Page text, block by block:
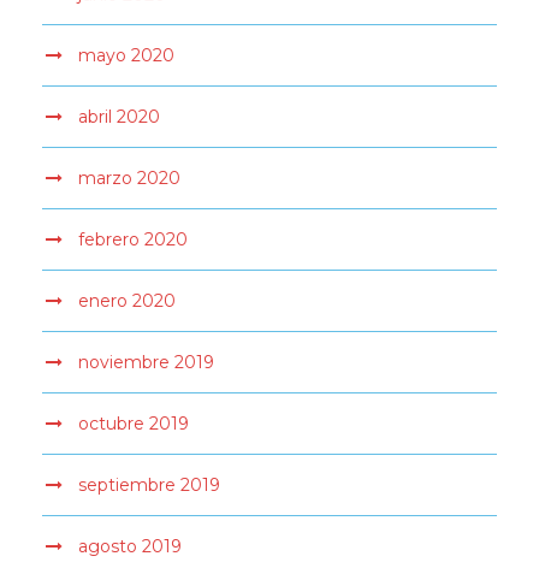
mayo 2020
abril 2020
marzo 2020
febrero 2020
enero 2020
noviembre 2019
octubre 2019
septiembre 2019
agosto 2019